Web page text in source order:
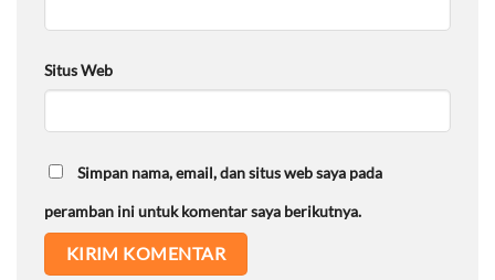
Situs Web
Simpan nama, email, dan situs web saya pada
peramban ini untuk komentar saya berikutnya.